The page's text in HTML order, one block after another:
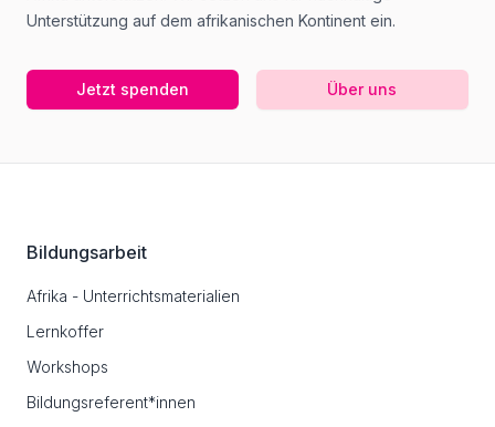
Unterstützung auf dem afrikanischen Kontinent ein.
Jetzt spenden Über uns
Bildungsarbeit
Afrika - Unterrichtsmaterialien
Lernkoffer
Workshops
Bildungsreferent*innen